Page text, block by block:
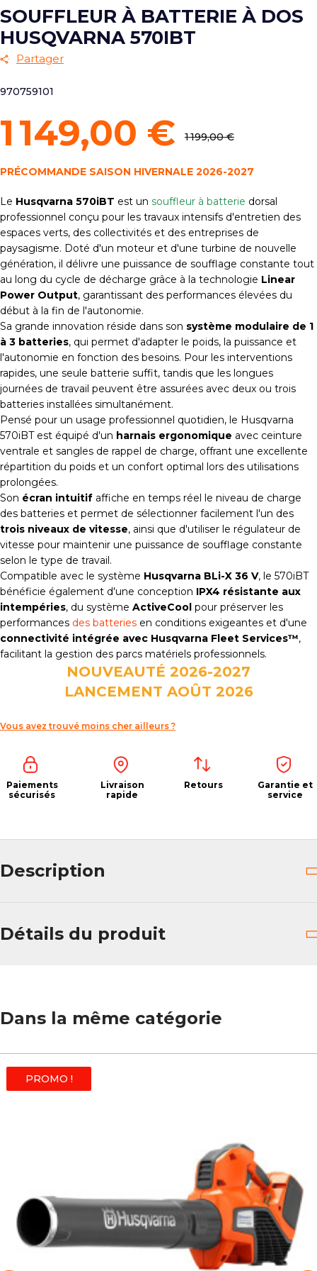
SOUFFLEUR À BATTERIE À DOS
HUSQVARNA 570IBT
Partager
970759101
1 149,00 € 1 199,00 €
PRÉCOMMANDE SAISON HIVERNALE 2026-2027
Le Husqvarna 570iBT est un souffleur à batterie dorsal
professionnel conçu pour les travaux intensifs d'entretien des
espaces verts, des collectivités et des entreprises de
paysagisme. Doté d'un moteur et d'une turbine de nouvelle
génération, il délivre une puissance de soufflage constante tout
au long du cycle de décharge grâce à la technologie Linear
Power Output, garantissant des performances élevées du
début à la fin de l'autonomie.
Sa grande innovation réside dans son système modulaire de 1
à 3 batteries, qui permet d'adapter le poids, la puissance et
l'autonomie en fonction des besoins. Pour les interventions
rapides, une seule batterie suffit, tandis que les longues
journées de travail peuvent être assurées avec deux ou trois
batteries installées simultanément.
Pensé pour un usage professionnel quotidien, le Husqvarna
570iBT est équipé d'un harnais ergonomique avec ceinture
ventrale et sangles de rappel de charge, offrant une excellente
répartition du poids et un confort optimal lors des utilisations
prolongées.
Son écran intuitif affiche en temps réel le niveau de charge
des batteries et permet de sélectionner facilement l'un des
trois niveaux de vitesse, ainsi que d'utiliser le régulateur de
vitesse pour maintenir une puissance de soufflage constante
selon le type de travail.
Compatible avec le système Husqvarna BLi-X 36 V, le 570iBT
bénéficie également d'une conception IPX4 résistante aux
intempéries, du système ActiveCool pour préserver les
performances des batteries en conditions exigeantes et d'une
connectivité intégrée avec Husqvarna Fleet Services™,
facilitant la gestion des parcs matériels professionnels.
NOUVEAUTÉ 2026-2027
LANCEMENT AOÛT 2026
Vous avez trouvé moins cher ailleurs ?
Paiements
sécurisés
Livraison
rapide
Retours
Garantie et
service
Description
Détails du produit
Dans la même catégorie
PROMO !